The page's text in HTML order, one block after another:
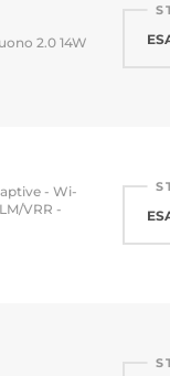
2.0 14W
- Wi-
VRR -